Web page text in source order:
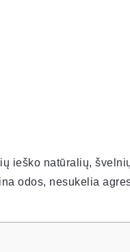
ieško natūralių,
odos, nesukelia